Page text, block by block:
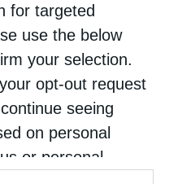
for targeted
use the below
your selection.
opt-out request
seeing
on personal
or personal